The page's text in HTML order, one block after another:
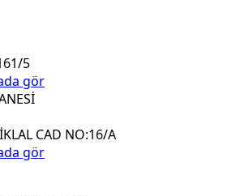
5
gör
CAD NO:16/A
gör